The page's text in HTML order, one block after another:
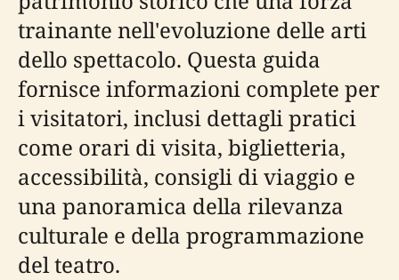
trainante nell'evoluzione delle arti
dello spettacolo. Questa guida
fornisce informazioni complete per
i visitatori, inclusi dettagli pratici
come orari di visita, biglietteria,
accessibilità, consigli di viaggio e
una panoramica della rilevanza
culturale e della programmazione
del teatro.